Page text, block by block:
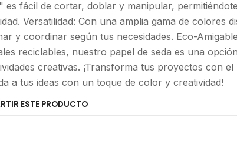
es fácil de cortar, doblar y manipular,
Versatilidad: Con una amplia gama de colores
y coordinar según tus necesidades. Eco-
reciclables, nuestro papel de seda es una
creativas. ¡Transforma tus proyectos con
a tus ideas con un toque de color y creatividad!
ESTE PRODUCTO